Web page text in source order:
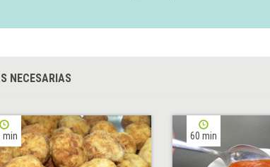
NECESARIAS
min 60 min